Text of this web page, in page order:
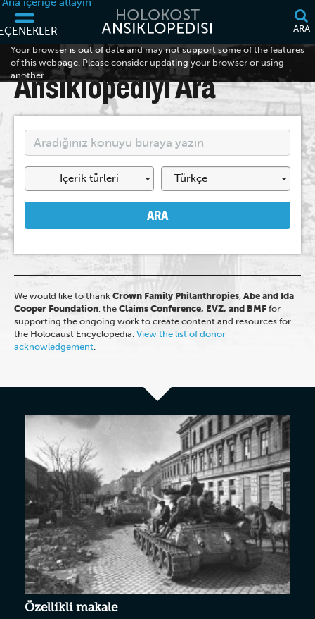
ARA
Your browser is out of date and may not support some of the features
of this webpage. Please consider updating your browser or using
another.
Ansiklopediyi Ara
İçerik türleri
ARA
We would like to thank Crown Family Philanthropies, Abe and Ida
Cooper Foundation, the Claims Conference, EVZ, and BMF for
supporting the ongoing work to create content and resources for
the Holocaust Encyclopedia. View the list of donor
acknowledgement.
Özellikli makale